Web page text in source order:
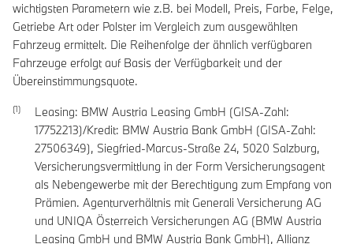
wichtigsten Parametern wie z.B. bei Modell, Preis, Farbe, Felge,
Getriebe Art oder Polster im Vergleich zum ausgewählten
Fahrzeug ermittelt. Die Reihenfolge der ähnlich verfügbaren
Fahrzeuge erfolgt auf Basis der Verfügbarkeit und der
Übereinstimmungsquote.
Leasing: BMW Austria Leasing GmbH (GISA-Zahl:
17752213)/Kredit: BMW Austria Bank GmbH (GISA-Zahl:
27506349), Siegfried-Marcus-Straße 24, 5020 Salzburg,
Versicherungsvermittlung in der Form Versicherungsagent
als Nebengewerbe mit der Berechtigung zum Empfang von
Prämien. Agenturverhältnis mit Generali Versicherung AG
und UNIQA Österreich Versicherungen AG (BMW Austria
Leasing GmbH und BMW Austria Bank GmbH), Allianz